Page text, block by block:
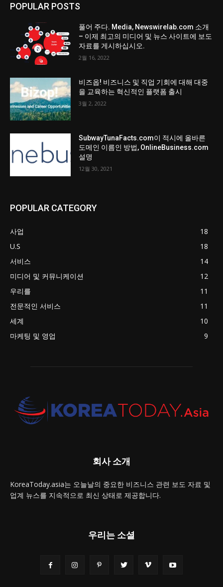
POPULAR POSTS
풀어 주다. Media, Newswirelab.com 소개
– 이제 최고의 미디어 및 뉴스 사이트에 보도
자료를 게시하십시오.
2월 16, 2022
비즈옵! 비즈니스 및 직업 기회에 대해 대중
을 교육하는 혁신적인 플랫폼 출시
3월 2, 2022
SubwayTunaFacts.com이 적시에 올바른
도메인 이름인 방법, OnlineBusiness.com
설명
12월 30, 2021
POPULAR CATEGORY
사업
18
U.S
18
서비스
14
미디어 및 커뮤니케이션
12
우리를
11
전문적인 서비스
11
세계
10
마케팅 및 영업
9
회사 소개
KoreaToday.asia는 오늘날의 중요한 비즈니스 관련 보도 자료 및
업계 뉴스를 지속적으로 최신 상태로 제공합니다.
우리는 소셜